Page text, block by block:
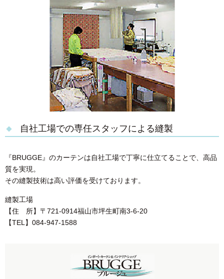
自社工場での専任スタッフによる縫製
『BRUGGE』のカーテンは自社工場で丁寧に仕立てることで、高品
質を実現。
その縫製技術は高い評価を受けております。
縫製工場
【住 所】〒721-0914福山市坪生町南3-6-20
【TEL】084-947-1588